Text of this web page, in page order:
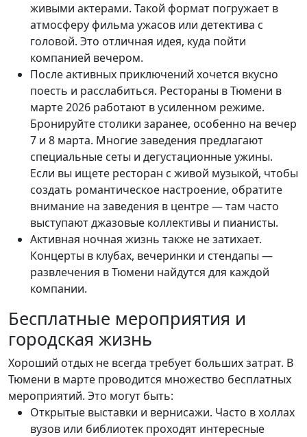
живыми актерами. Такой формат погружает в
атмосферу фильма ужасов или детектива с
головой. Это отличная идея, куда пойти
компанией вечером.
После активных приключений хочется вкусно
поесть и расслабиться. Рестораны в Тюмени в
марте 2026 работают в усиленном режиме.
Бронируйте столики заранее, особенно на вечер
7 и 8 марта. Многие заведения предлагают
специальные сеты и дегустационные ужины.
Если вы ищете ресторан с живой музыкой, чтобы
создать романтическое настроение, обратите
внимание на заведения в центре — там часто
выступают джазовые коллективы и пианисты.
Активная ночная жизнь также не затихает.
Концерты в клубах, вечеринки и стендапы —
развлечения в Тюмени найдутся для каждой
компании.
Бесплатные мероприятия и
городская жизнь
Хороший отдых не всегда требует больших затрат. В
Тюмени в марте проводится множество бесплатных
мероприятий. Это могут быть:
Открытые выставки и вернисажи. Часто в холлах
вузов или библиотек проходят интересные